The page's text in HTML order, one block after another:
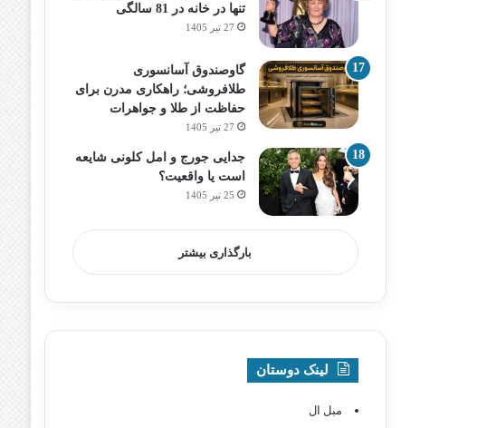
تنها در خانه در 81 سالگی
27 تیر 1405
گاوصندوق آسانسوری
طلافروشی؛ راهکاری مدرن برای
حفاظت از طلا و جواهرات
27 تیر 1405
جدایی جورج و امل کلونی شایعه
است یا واقعیت؟
25 تیر 1405
بارگذاری بیشتر
لینک دوستان
مبل ال